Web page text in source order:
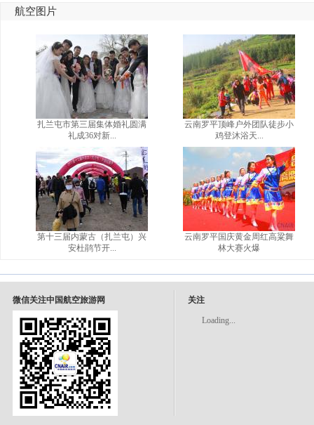
航空图片
扎兰屯市第三届集体婚礼圆满
礼成36对新...
第十三届内蒙古（扎兰屯）兴
安杜鹃节开...
云南罗平顶峰户外团队徒步小
鸡登沐浴天...
云南罗平国庆黄金周红高粱舞
林大赛火爆
微信关注中国航空旅游网 关注
Loading...